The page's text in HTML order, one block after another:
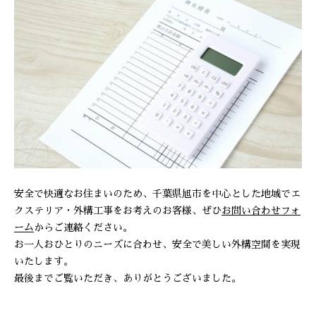
安全で快適なお住まいのため、千葉県旭市を中心とした地域でエ
クステリア・外構工事をお考えのお客様、ぜひお問い合わせフォ
ーム からご連絡ください。
お一人おひとりのニーズに合わせ、安全で美しい外構空間を実現
いたします。
最後までご覧いただき、ありがとうございました。